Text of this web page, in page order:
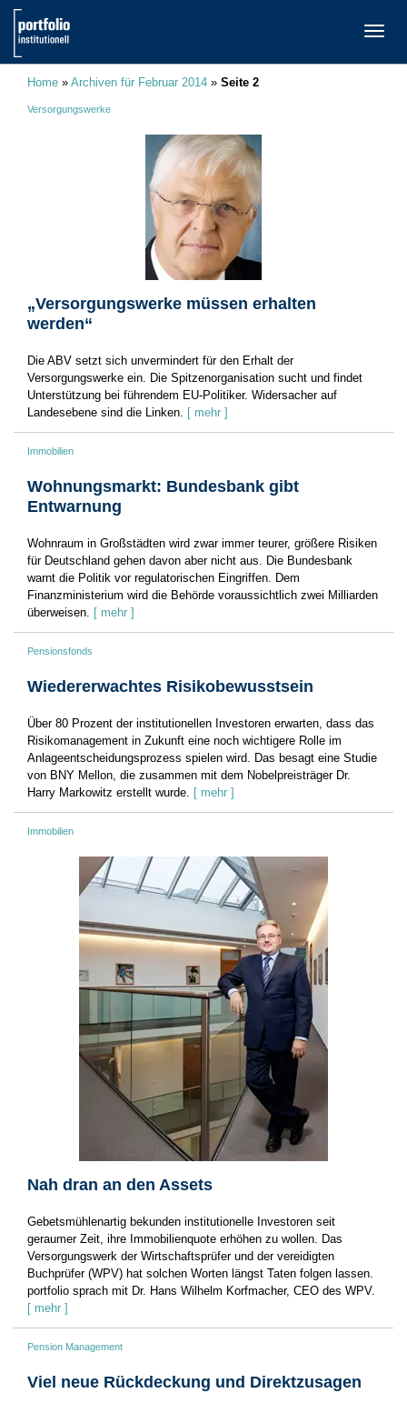
Home » Archiven für Februar 2014 » Seite 2
Versorgungswerke
„Versorgungswerke müssen erhalten
werden“
Die ABV setzt sich unvermindert für den Erhalt der
Versorgungswerke ein. Die Spitzenorganisation sucht und findet
Unterstützung bei führendem EU-Politiker. Widersacher auf
Landesebene sind die Linken. [ mehr ]
Immobilien
Wohnungsmarkt: Bundesbank gibt
Entwarnung
Wohnraum in Großstädten wird zwar immer teurer, größere Risiken
für Deutschland gehen davon aber nicht aus. Die Bundesbank
warnt die Politik vor regulatorischen Eingriffen. Dem
Finanzministerium wird die Behörde voraussichtlich zwei Milliarden
überweisen. [ mehr ]
Pensionsfonds
Wiedererwachtes Risikobewusstsein
Über 80 Prozent der institutionellen Investoren erwarten, dass das
Risikomanagement in Zukunft eine noch wichtigere Rolle im
Anlageentscheidungsprozess spielen wird. Das besagt eine Studie
von BNY Mellon, die zusammen mit dem Nobelpreisträger Dr.
Harry Markowitz erstellt wurde. [ mehr ]
Immobilien
Nah dran an den Assets
Gebetsmühlenartig bekunden institutionelle Investoren seit
geraumer Zeit, ihre Immobilienquote erhöhen zu wollen. Das
Versorgungswerk der Wirtschaftsprüfer und der vereidigten
Buchprüfer (WPV) hat solchen Worten längst Taten folgen lassen.
portfolio sprach mit Dr. Hans Wilhelm Korfmacher, CEO des WPV.
[ mehr ]
Pension Management
Viel neue Rückdeckung und Direktzusagen